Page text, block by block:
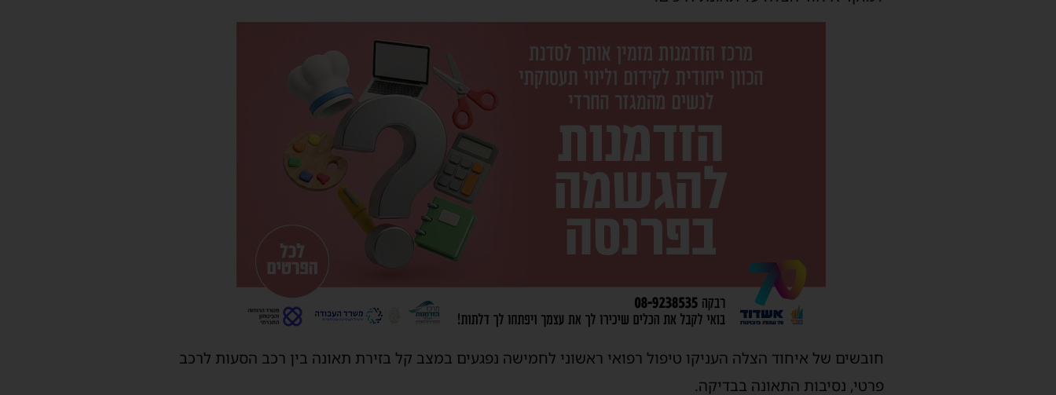
חובשים של איחוד הצלה העניקו טיפול רפואי ראשוני לחמישה נפגעים במצב קל בזירת תאונה בין רכב הסעות לרכב
פרטי, נסיבות התאונה בבדיקה.